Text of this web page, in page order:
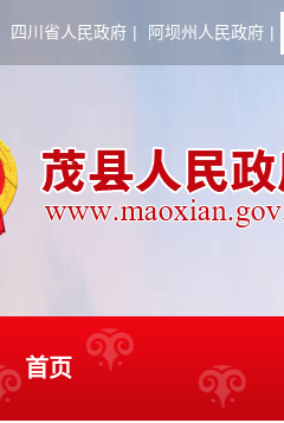
四川省人民政府 | 阿坝州人民政府 |
首页